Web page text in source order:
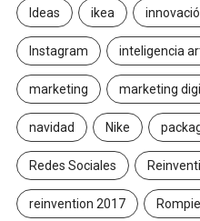
Ideas ikea
Instagram inteligencia
marketing marketing
navidad Nike
Redes Sociales
reinvention 2017